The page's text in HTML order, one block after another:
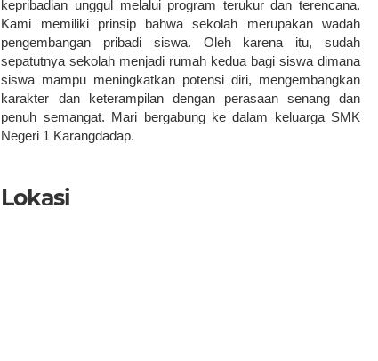
kepribadian unggul melalui program terukur dan terencana.
Kami memiliki prinsip bahwa sekolah merupakan wadah
pengembangan pribadi siswa. Oleh karena itu, sudah
sepatutnya sekolah menjadi rumah kedua bagi siswa dimana
siswa mampu meningkatkan potensi diri, mengembangkan
karakter dan keterampilan dengan perasaan senang dan
penuh semangat. Mari bergabung ke dalam keluarga SMK
Negeri 1 Karangdadap.
Lokasi